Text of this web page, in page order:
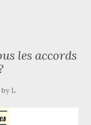
les accords
by L